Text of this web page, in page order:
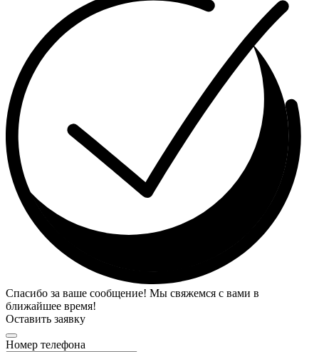
Спасибо за ваше сообщение! Мы свяжемся с вами в
ближайшее время!
Оставить заявку
Номер телефона